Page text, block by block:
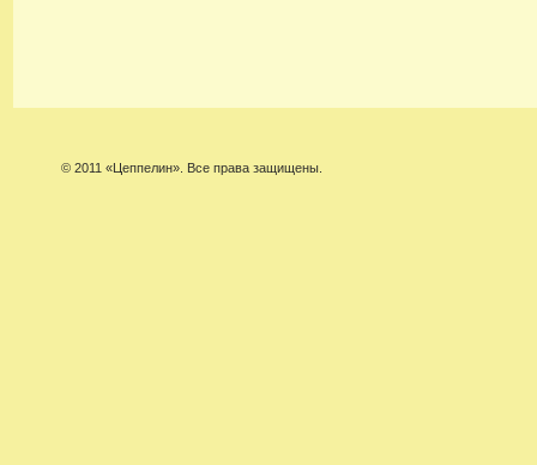
© 2011 «Цеппелин». Все права защищены.